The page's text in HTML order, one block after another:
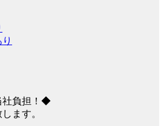
社負担！◆
ます。